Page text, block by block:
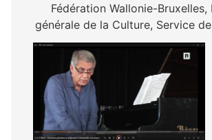
Fédération Wallonie-
générale de la Culture, Service